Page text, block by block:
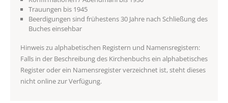
Trauungen bis 1945
Beerdigungen sind frühestens 30 Jahre nach Schließung des
Buches einsehbar
Hinweis zu alphabetischen Registern und Namensregistern:
Falls in der Beschreibung des Kirchenbuchs ein alphabetisches
Register oder ein Namensregister verzeichnet ist, steht dieses
nicht online zur Verfügung.